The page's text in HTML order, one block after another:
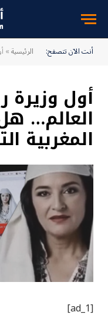
أنت الآن تتصفح: الرئيسية»
أول
العالم…
المغربية
[ad_1]